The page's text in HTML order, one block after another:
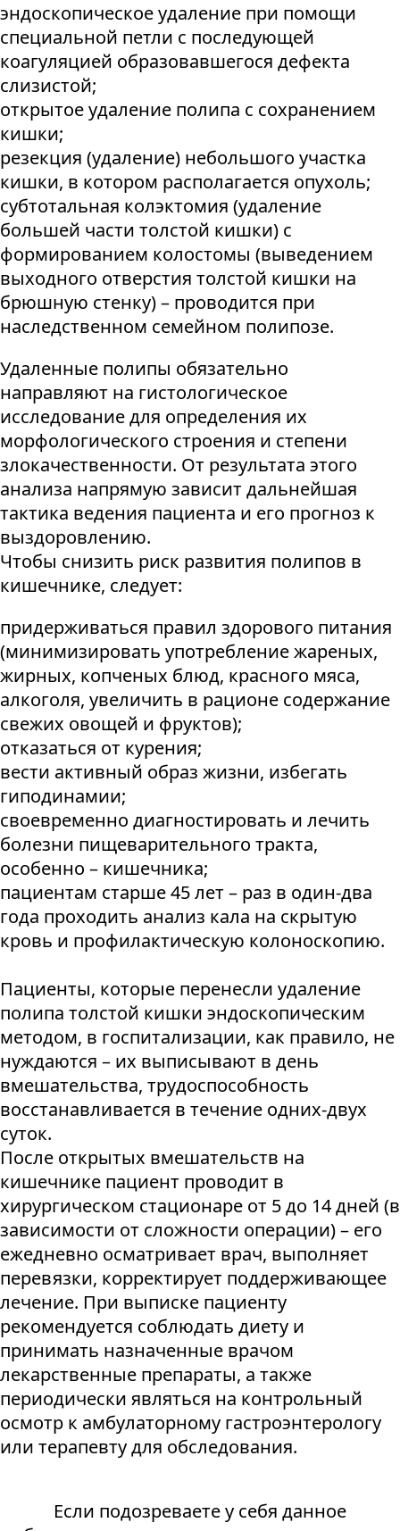
эндоскопическое удаление при помощи
специальной петли с последующей
коагуляцией образовавшегося дефекта
слизистой;
открытое удаление полипа с сохранением
кишки;
резекция (удаление) небольшого участка
кишки, в котором располагается опухоль;
субтотальная колэктомия (удаление
большей части толстой кишки) с
формированием колостомы (выведением
выходного отверстия толстой кишки на
брюшную стенку) – проводится при
наследственном семейном полипозе.
Удаленные полипы обязательно
направляют на гистологическое
исследование для определения их
морфологического строения и степени
злокачественности. От результата этого
анализа напрямую зависит дальнейшая
тактика ведения пациента и его прогноз к
выздоровлению.
Чтобы снизить риск развития полипов в
кишечнике, следует:
придерживаться правил здорового питания
(минимизировать употребление жареных,
жирных, копченых блюд, красного мяса,
алкоголя, увеличить в рационе содержание
свежих овощей и фруктов);
отказаться от курения;
вести активный образ жизни, избегать
гиподинамии;
своевременно диагностировать и лечить
болезни пищеварительного тракта,
особенно – кишечника;
пациентам старше 45 лет – раз в один-два
года проходить анализ кала на скрытую
кровь и профилактическую колоноскопию.
Пациенты, которые перенесли удаление
полипа толстой кишки эндоскопическим
методом, в госпитализации, как правило, не
нуждаются – их выписывают в день
вмешательства, трудоспособность
восстанавливается в течение одних-двух
суток.
После открытых вмешательств на
кишечнике пациент проводит в
хирургическом стационаре от 5 до 14 дней (в
зависимости от сложности операции) – его
ежедневно осматривает врач, выполняет
перевязки, корректирует поддерживающее
лечение. При выписке пациенту
рекомендуется соблюдать диету и
принимать назначенные врачом
лекарственные препараты, а также
периодически являться на контрольный
осмотр к амбулаторному гастроэнтерологу
или терапевту для обследования.
Если подозреваете у себя данное